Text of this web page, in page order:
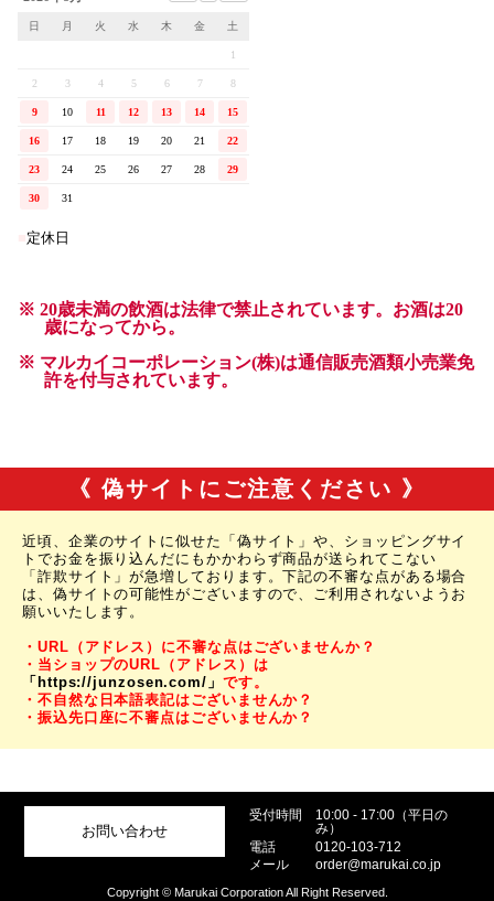
《 偽サイトにご注意ください 》
近頃、企業のサイトに似せた「偽サイト」や、ショッピングサイ
トでお金を振り込んだにもかかわらず商品が送られてこない
「詐欺サイト」が急増しております。下記の不審な点がある場合
は、偽サイトの可能性がございますので、ご利用されないようお
願いいたします。
・URL（アドレス）に不審な点はございませんか？
・当ショップのURL（アドレス）は
「https://junzosen.com/」 です。
・不自然な日本語表記はございませんか？
・振込先口座に不審点はございませんか？
お問い合わせ
受付時間
10:00 - 17:00（平日の
み）
電話
0120-103-712
メール
order@marukai.co.jp
Copyright © Marukai Corporation All Right Reserved.